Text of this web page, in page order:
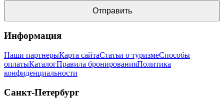
Информация
Наши партнерыКарта сайтаСтатьи о туризмеСпособы
оплатыКаталогПравила бронированияПолитика
конфиденциальности
Санкт-Петербург